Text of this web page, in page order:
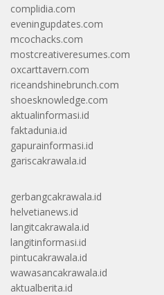
complidia.com
eveningupdates.com
mcochacks.com
mostcreativeresumes.com
oxcarttavern.com
riceandshinebrunch.com
shoesknowledge.com
aktualinformasi.id
faktadunia.id
gapurainformasi.id
gariscakrawala.id
gerbangcakrawala.id
helvetianews.id
langitcakrawala.id
langitinformasi.id
pintucakrawala.id
wawasancakrawala.id
aktualberita.id